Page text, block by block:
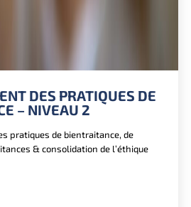
DES PRATIQUES DE
– NIVEAU 2
pratiques de bientraitance, de
& consolidation de l’éthique